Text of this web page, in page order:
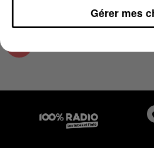
Gérer mes